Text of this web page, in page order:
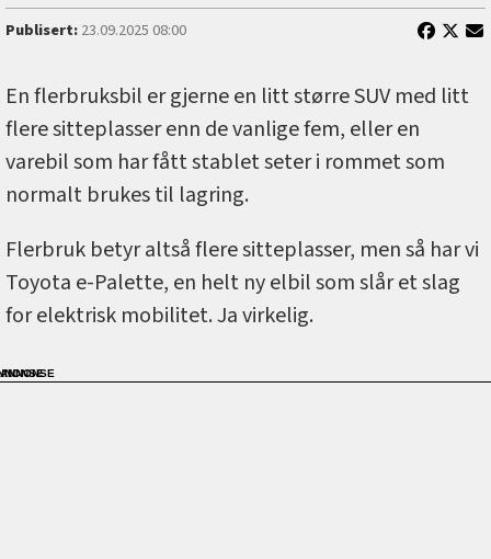
Publisert:23.09.2025 08:00
En flerbruksbil er gjerne en litt større SUV med litt
flere sitteplasser enn de vanlige fem, eller en
varebil som har fått stablet seter i rommet som
normalt brukes til lagring.
Flerbruk betyr altså flere sitteplasser, men så har vi
Toyota e-Palette, en helt ny elbil som slår et slag
for elektrisk mobilitet. Ja virkelig.